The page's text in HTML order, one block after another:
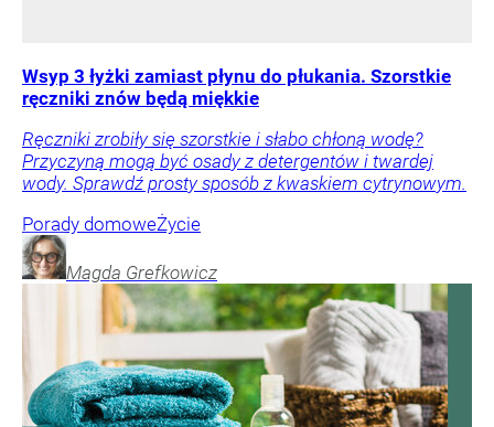
Wsyp 3 łyżki zamiast płynu do płukania. Szorstkie
ręczniki znów będą miękkie
Ręczniki zrobiły się szorstkie i słabo chłoną wodę?
Przyczyną mogą być osady z detergentów i twardej
wody. Sprawdź prosty sposób z kwaskiem cytrynowym.
Porady domoweŻycie
Magda Grefkowicz